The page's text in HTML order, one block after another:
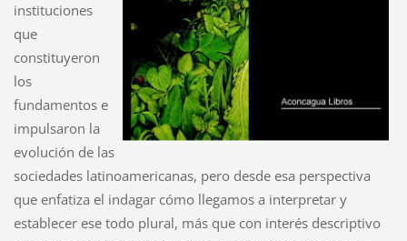
instituciones
que
constituyeron
los
fundamentos e
impulsaron la
evolución de las
sociedades latinoamericanas, pero desde esa perspectiva
que enfatiza el indagar cómo llegamos a interpretar y
establecer ese todo plural, más que con interés descriptivo